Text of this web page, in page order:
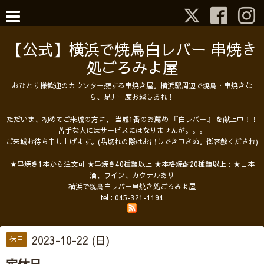
【公式】横浜で焼鳥白レバー 串焼き
処ごろみよ屋
おひとり様歓迎のカウンター擁する串焼き屋。横浜駅周辺で焼鳥・串焼きな
ら、是非一度お越しあれ！
ただいま、初めてご来城の方に、 当城1番のお薦め 『白レバー』 を献上中！！
苦手な人にはサービスにはなりませんが。。。
ご来城お待ち申し上げます。(品切れの際はお出しでき申さぬ。御容赦くだされ)
★串焼き1本から注文可 ★串焼き40種類以上 ★本格焼酎20種類以上：★日本
酒、ワイン、カクテルあり
横浜で焼鳥白レバー串焼き処ごろみよ屋
tel : 045-321-1194
休日 2023-10-22 (日)